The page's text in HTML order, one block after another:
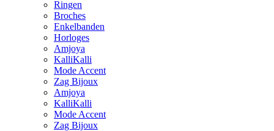
Ringen
Broches
Enkelbanden
Horloges
Amjoya
KalliKalli
Mode Accent
Zag Bijoux
Amjoya
KalliKalli
Mode Accent
Zag Bijoux